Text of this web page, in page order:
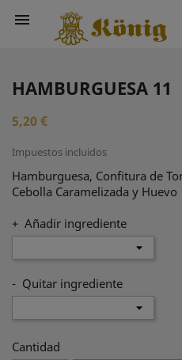

HAMBURGUESA 11
5,20 €
Impuestos incluidos
Hamburguesa, Confitura de
Cebolla Caramelizada y Huevo
+ Añadir ingrediente
- Quitar ingrediente
Cantidad